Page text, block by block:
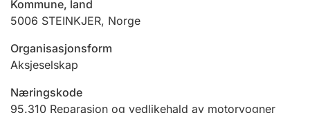
Ektepaktrettleiaren
Kommune, land
5006 STEINKJER, Norge
Organisasjonsform
Aksjeselskap
Næringskode
95.310 Reparasjon og vedlikehald av motorvogner